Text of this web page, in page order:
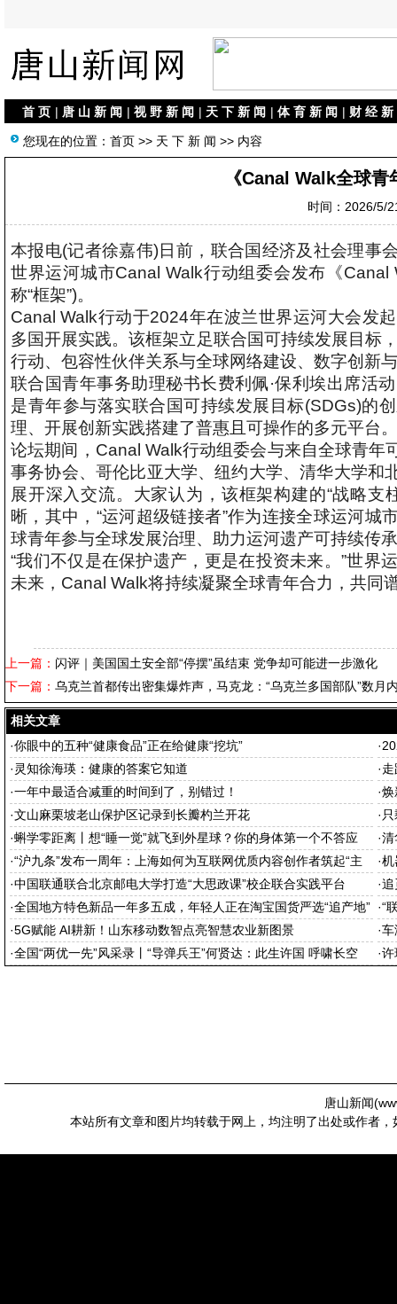
首 页 | 唐 山 新 闻 | 视 野 新 闻 | 天 下 新 闻 | 体 育 新 闻 | 财 经 新
您现在的位置： 首页 >> 天 下 新 闻 >> 内容
《Canal Walk全球
时间：2026/5/
本报电(记者徐嘉伟)日前，联合国经济及社会理事
世界运河城市Canal Walk行动组委会发布《
称“框架”)。
Canal Walk行动于2024年在波兰世界运河大会发
多国开展实践。该框架立足联合国可持续发展目标
行动、包容性伙伴关系与全球网络建设、数字创新
联合国青年事务助理秘书长费利佩·保利埃出席活
是青年参与落实联合国可持续发展目标(SDGs)的
理、开展创新实践搭建了普惠且可操作的多元平台。
论坛期间，Canal Walk行动组委会与来自全球青
事务协会、哥伦比亚大学、纽约大学、清华大学和
展开深入交流。大家认为，该框架构建的“战略
晰，其中，“运河超级链接者”作为连接全球运河
球青年参与全球发展治理、助力运河遗产可持续传
“我们不仅是在保护遗产，更是在投资未来。”世界
未来，Canal Walk将持续凝聚全球青年合力，共同
上一篇： 闪评｜美国国土安全部“停摆”虽结束 党争却可能进一步激化
下一篇： 乌克兰首都传出密集爆炸声，马克龙：“乌克兰多国部队”数月
相关文章
·你眼中的五种“健康食品”正在给健康“挖坑” ·
· 灵知徐海瑛：健康的答案它知道 ·
·一年中最适合减重的时间到了，别错过！ ·焕
·文山麻栗坡老山保护区记录到长瓣杓兰开花 ·
·蝌学零距离丨想“睡一觉”就飞到外星球？你的身体第一个不答应 ·清
·“沪九条”发布一周年：上海如何为互联网优质内容创作者筑起“主
场”
·机
·中国联通联合北京邮电大学打造“大思政课”校企联合实践平台 ·追
·全国地方特色新品一年多五成，年轻人正在淘宝国货严选“追产地” ·“
·5G赋能 AI耕新！山东移动数智点亮智慧农业新图景 ·车
·全国“两优一先”风采录丨“导弹兵王”何贤达：此生许国 呼啸长空 ·许
唐山新闻(
本站所有文章和图片均转载于网上，均注明了出处或作者